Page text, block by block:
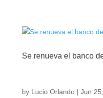
Se renueva el banco
by Lucio Orlando| Jun